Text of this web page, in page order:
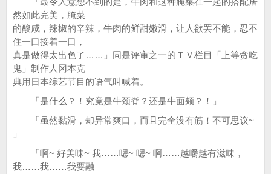
然如此完美，腌菜
的酸咸，辣椒的辛辣，牛肉的鲜甜嫩滑，让人欲罢不能，忍不
住一口接着一口，
真是做得太出色了……」同是评审之一的ＴＶ栏目「上等贪吃
鬼」制作人冈本克
典用日本综艺节目的语气叫喊着。
「是什么？！究竟是牛颈脊？还是牛面颊？！」
「虽然黏滑，却异常爽口，而且完全没有筋！不可思议~
」
「啊~ 好美味~ 我……嗯~ 嗯~ 啊……越嚼越有滋味，
我……我……我要融